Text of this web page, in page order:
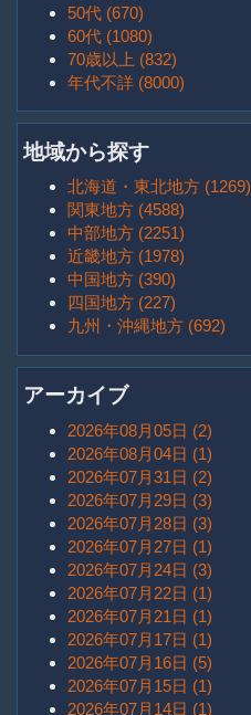
50代 (670)
60代 (1080)
70歳以上 (832)
年代不詳 (8000)
地域から探す
北海道・東北地方 (1269)
関東地方 (4588)
中部地方 (2251)
近畿地方 (1978)
中国地方 (390)
四国地方 (227)
九州・沖縄地方 (692)
アーカイブ
2026年08月05日 (2)
2026年08月04日 (1)
2026年07月31日 (2)
2026年07月29日 (3)
2026年07月28日 (3)
2026年07月27日 (1)
2026年07月24日 (3)
2026年07月22日 (1)
2026年07月21日 (1)
2026年07月17日 (1)
2026年07月16日 (5)
2026年07月15日 (1)
2026年07月14日 (1)